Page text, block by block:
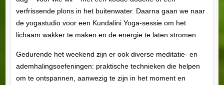
verfrissende plons in het buitenwater. Daarna gaan we naar
de yogastudio voor een Kundalini Yoga-sessie om het
lichaam wakker te maken en de energie te laten stromen.
Gedurende het weekend zijn er ook diverse meditatie- en
ademhalingsoefeningen: praktische technieken die helpen
om te ontspannen, aanwezig te zijn in het moment en